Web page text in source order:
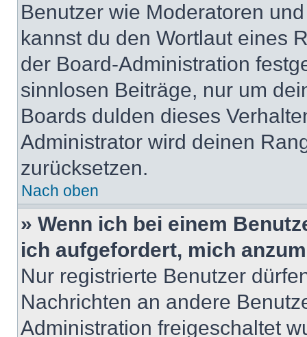
Benutzer wie Moderatoren
kannst du den Wortlaut eines
der Board-Administration
sinnlosen Beiträge, nur um
Boards dulden dieses
Administrator wird deinen
zurücksetzen.
Nach oben
» Wenn ich bei einem
ich aufgefordert, mich
Nur registrierte Benutzer
Nachrichten an andere
Administration freigeschaltet